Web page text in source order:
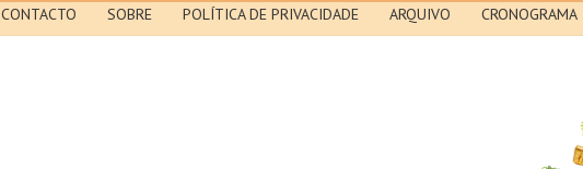
CONTACTO SOBRE POLÍTICA DE PRIVACIDADE ARQUIVO CRONOGRAMA